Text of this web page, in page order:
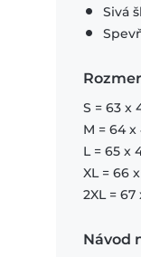
Sivá
S = 63 x
M = 64 x
L = 65 x
XL = 66 x
2XL = 67
Návod